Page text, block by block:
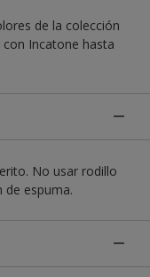
de la colección
Incatone hasta
No usar rodillo
espuma.